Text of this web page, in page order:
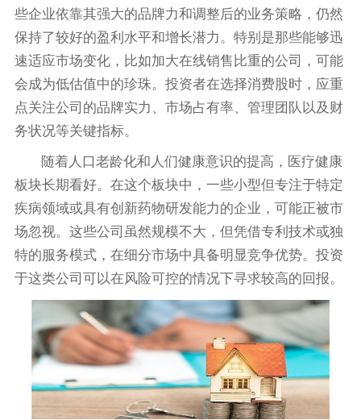
些企业依靠其强大的品牌力和调整后的业务策略，仍然
保持了较好的盈利水平和增长潜力。特别是那些能够迅
速适应市场变化，比如加大在线销售比重的公司，可能
会成为低估值中的珍珠。投资者在选择消费股时，应重
点关注公司的品牌实力、市场占有率、管理团队以及财
务状况等关键指标。
随着人口老龄化和人们健康意识的提高，医疗健康
板块长期看好。在这个板块中，一些小型但专注于特定
疾病领域或具有创新药物研发能力的企业，可能正被市
场忽视。这些公司虽然规模不大，但凭借专利技术或独
特的服务模式，在细分市场中具备明显竞争优势。投资
于这类公司可以在风险可控的情况下寻求较高的回报。